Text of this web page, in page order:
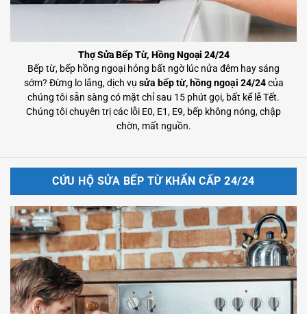
Thợ Sửa Bếp Từ, Hồng Ngoại 24/24
Bếp từ, bếp hồng ngoại hỏng bất ngờ lúc nửa đêm hay sáng
sớm? Đừng lo lắng, dịch vụ sửa bếp từ, hồng ngoại 24/24của
chúng tôi sẵn sàng có mặt chỉ sau 15 phút gọi, bất kể lễ Tết.
Chúng tôi chuyên trị các lỗi E0, E1, E9, bếp không nóng, chập
chờn, mất nguồn.
CỨU HỘ SỬA BẾP TỪ KHẨN CẤP 24/24